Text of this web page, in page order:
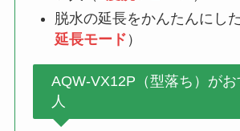
脱水の延長をかんたんにし
延長モード ）
AQW-VX12P（型落ち）が
人